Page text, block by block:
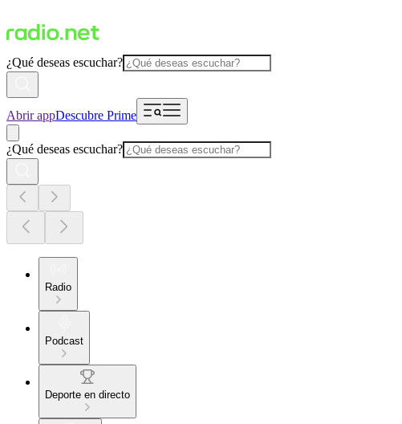
¿Qué deseas escuchar?
Abrir appDescubre Prime
¿Qué deseas escuchar?
Radio
Podcast
Deporte en directo